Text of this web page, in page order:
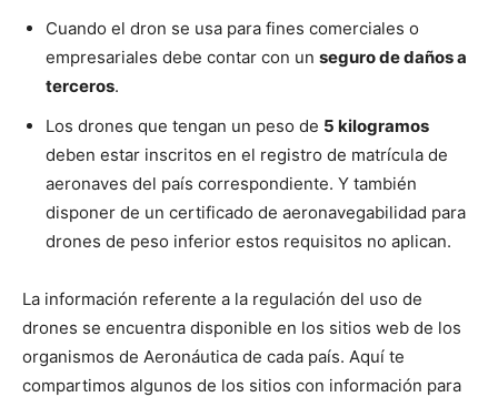
Cuando el dron se usa para fines comerciales o
empresariales debe contar con un seguro de daños a
terceros.
Los drones que tengan un peso de 5 kilogramos
deben estar inscritos en el registro de matrícula de
aeronaves del país correspondiente. Y también
disponer de un certificado de aeronavegabilidad para
drones de peso inferior estos requisitos no aplican.
La información referente a la regulación del uso de
drones se encuentra disponible en los sitios web de los
organismos de Aeronáutica de cada país. Aquí te
compartimos algunos de los sitios con información para